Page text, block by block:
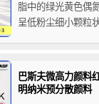
脂中的绿光黄色偶
呈低粉尘细小颗粒
可实现更多的色彩
剂型涂料体系和溶
巴斯夫微高力颜料
明纳米预分散颜料